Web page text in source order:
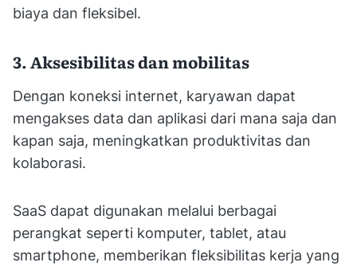
biaya dan fleksibel.
3. Aksesibilitas dan mobilitas
Dengan koneksi internet, karyawan dapat
mengakses data dan aplikasi dari mana saja dan
kapan saja, meningkatkan produktivitas dan
kolaborasi.
SaaS dapat digunakan melalui berbagai
perangkat seperti komputer, tablet, atau
smartphone, memberikan fleksibilitas kerja yang